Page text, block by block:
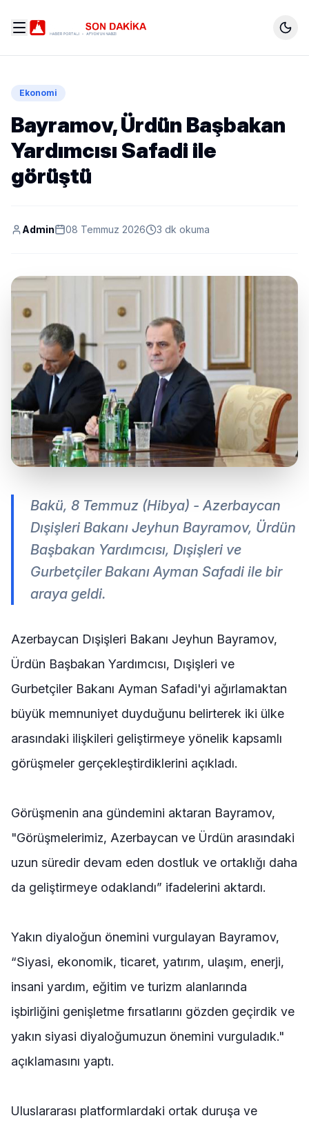
Ekonomi
Bayramov, Ürdün Başbakan
Yardımcısı Safadi ile
görüştü
Admin 08 Temmuz 2026 3 dk okuma
Bakü, 8 Temmuz (Hibya) - Azerbaycan
Dışişleri Bakanı Jeyhun Bayramov, Ürdün
Başbakan Yardımcısı, Dışişleri ve
Gurbetçiler Bakanı Ayman Safadi ile bir
araya geldi.
Azerbaycan Dışişleri Bakanı Jeyhun Bayramov,
Ürdün Başbakan Yardımcısı, Dışişleri ve
Gurbetçiler Bakanı Ayman Safadi'yi ağırlamaktan
büyük memnuniyet duyduğunu belirterek iki ülke
arasındaki ilişkileri geliştirmeye yönelik kapsamlı
görüşmeler gerçekleştirdiklerini açıkladı.
Görüşmenin ana gündemini aktaran Bayramov,
"Görüşmelerimiz, Azerbaycan ve Ürdün arasındaki
uzun süredir devam eden dostluk ve ortaklığı daha
da geliştirmeye odaklandı” ifadelerini aktardı.
Yakın diyaloğun önemini vurgulayan Bayramov,
“Siyasi, ekonomik, ticaret, yatırım, ulaşım, enerji,
insani yardım, eğitim ve turizm alanlarında
işbirliğini genişletme fırsatlarını gözden geçirdik ve
yakın siyasi diyaloğumuzun önemini vurguladık."
açıklamasını yaptı.
Uluslararası platformlardaki ortak duruşa ve